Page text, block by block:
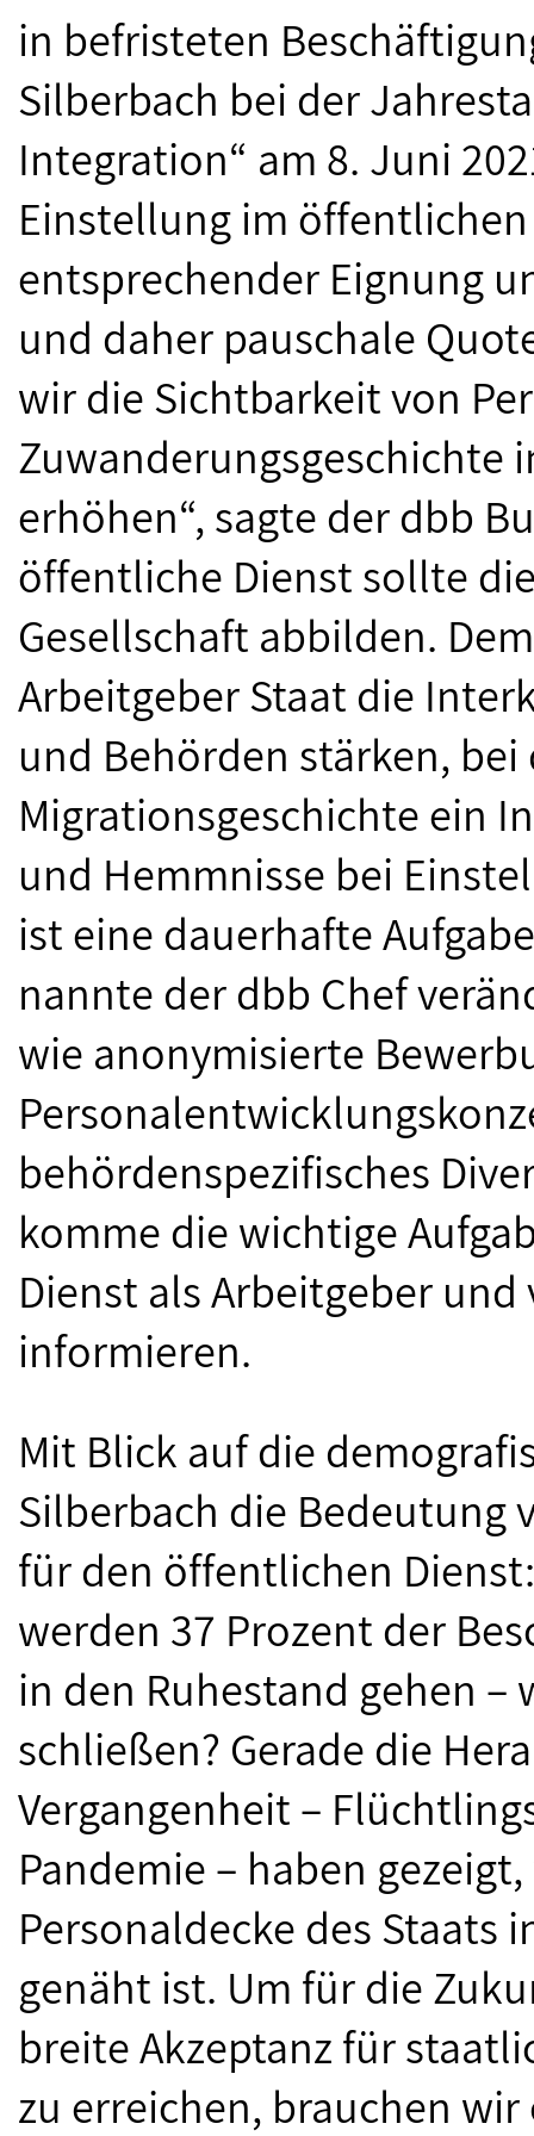
in befristeten
Silberbach bei der
Integration“ am 8. Juni
Einstellung im
entsprechender Eignung
und daher pauschale
wir die Sichtbarkeit von
erhöhen“, sagte der dbb
öffentliche Dienst sollte
Gesellschaft abbilden.
Arbeitgeber Staat die
und Behörden stärken,
Migrationsgeschichte ein
und Hemmnisse bei
ist eine dauerhafte
nannte der dbb Chef
wie anonymisierte
behördenspezifisches
komme die wichtige
Dienst als Arbeitgeber
informieren.
Mit Blick auf die
Silberbach die Bedeutung
für den öffentlichen
werden 37 Prozent der
in den Ruhestand gehen
schließen? Gerade die
Vergangenheit –
Pandemie – haben
Personaldecke des Staats
genäht ist. Um für die
breite Akzeptanz für
zu erreichen, brauchen